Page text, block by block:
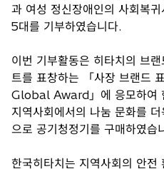
과 여성 정신장애인의 사회복
5대를 기부하였습니다.
이번 기부활동은 히타치의 브
트를 표창하는 「사장 브랜
Global Award」에 응모하여
지역사회에서의 나눔 문화를
으로 공기청정기를 구매하였습
한국히타치는 지역사회의 안전